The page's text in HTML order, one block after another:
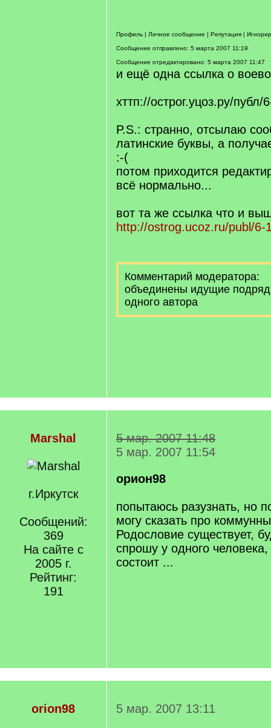
Профиль | Личное сообщение | Репутация |
Сообщение отправлено: 5 марта 2007 11:19
Сообщение отредактировано: 5 марта 2007 11:47
и ещё одна ссылка о
хттп://острог.уцоз.ру/публ/
P.S.: странно, отсылаю
латинские буквы, а
:-(
потом приходится
всё нормально...
вот та же ссылка что и
http://ostrog.ucoz.ru/publ/6-
Комментарий модератора:
объединены идущие
одного автора
Marshal
г.Иркутск
Сообщений:
369
На сайте с
2005 г.
Рейтинг:
191
5 мар. 2007 11:48
5 мар. 2007 11:54
орион98
попытаюсь разузнать, но
могу сказать про
Родословие существует,
спрошу у одного
состоит ...
orion98
5 мар. 2007 13:11